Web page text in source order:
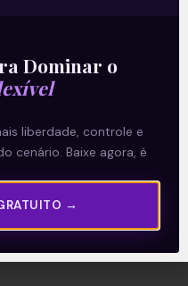
Dominar o
liberdade, controle e
cenário. Baixe agora, é
→